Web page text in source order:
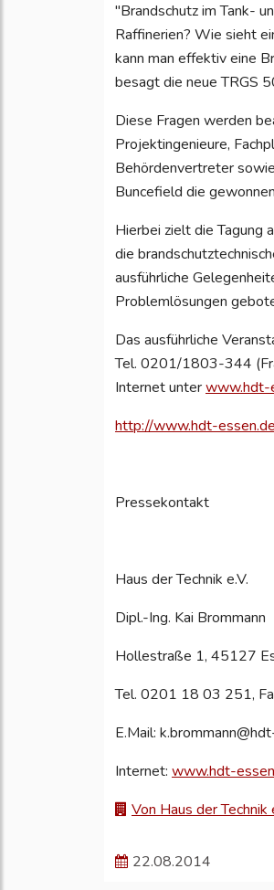
"Brandschutz im Tank-
Raffinerien? Wie sieht
kann man effektiv eine
besagt die neue TRGS
Diese Fragen werden
Projektingenieure,
Behördenvertreter
Buncefield die
Hierbei zielt die Tagung
die
ausführliche
Problemlösungen
Das ausführliche
Tel. 0201/1803-344
Internet unterwww.hdt-
http://www.hdt-
Pressekontakt
Haus der Technik e.V.
Dipl.-Ing. Kai Brommann
Hollestraße 1, 45127
Tel. 0201 18 03 251,
E.Mail:
Internet: www.hdt-
Von Haus der Technik
22.08.2014